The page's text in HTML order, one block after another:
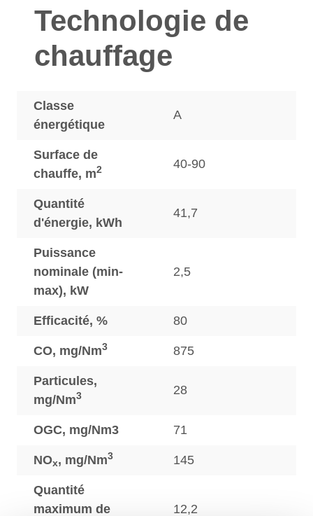
Technologie de
chauffage
Classe
énergétique
A
Surface de
chauffe, m2 40-90
Quantité
d'énergie, kWh
41,7
Puissance
nominale (min-
max), kW
2,5
Efficacité, % 80
CO, mg/Nm3 875
Particules,
mg/Nm3 28
OGC, mg/Nm3 71
NOx, mg/Nm3 145
Quantité
maximum de
12,2